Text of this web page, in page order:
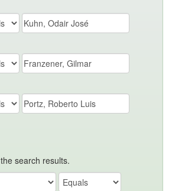
search results.